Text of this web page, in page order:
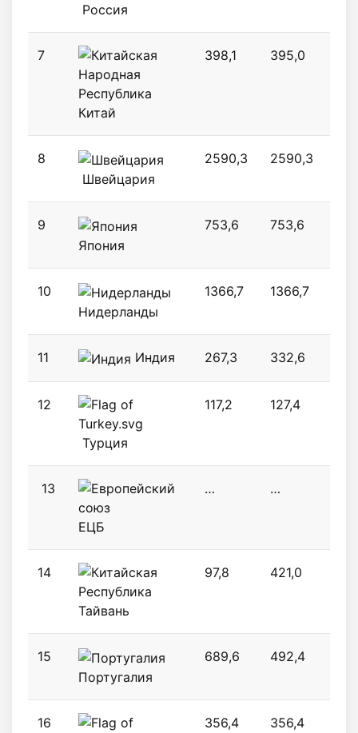
Россия
7
Китай
398,1 395,0
8
Швейцария
2590,3 2590,3
9
Япония
753,6 753,6
10
Нидерланды
1366,7 1366,7
11 Индия 267,3 332,6
12
Турция
117,2 127,4
13
ЕЦБ
… …
14
Тайвань
97,8 421,0
15
Португалия
689,6 492,4
16 356,4 356,4